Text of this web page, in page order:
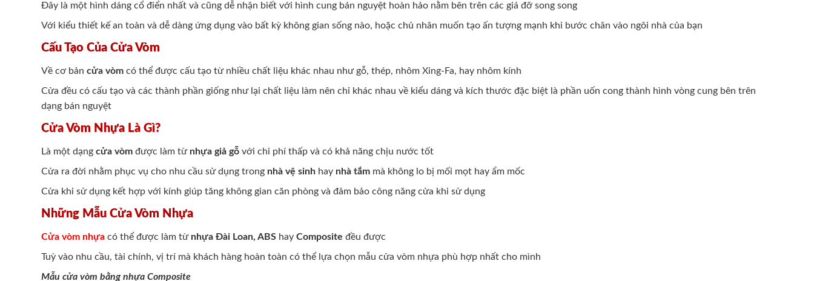
Đây là một hình dáng cổ điển nhất và cũng dễ nhận biết với hình cung bán nguyệt hoàn hảo nằm bên trên các giá đỡ song song
Với kiểu thiết kế an toàn và dễ dàng ứng dụng vào bất kỳ không gian sống nào, hoặc chủ nhân muốn tạo ấn tượng mạnh khi bước chân vào ngôi nhà của bạn
Cấu Tạo Của Cửa Vòm
Về cơ bản cửa vòm có thể được cấu tạo từ nhiều chất liệu khác nhau như gỗ, thép, nhôm Xing-Fa, hay nhôm kính
Cửa đều có cấu tạo và các thành phần giống như lại chất liệu làm nên chỉ khác nhau về kiểu dáng và kích thước đặc biệt là phần uốn cong thành hình vòng cung bên trên
dạng bán nguyệt
Cửa Vòm Nhựa Là Gì?
Là một dạng cửa vòm được làm từ nhựa giả gỗ với chi phí thấp và có khả năng chịu nước tốt
Cửa ra đời nhằm phục vụ cho nhu cầu sử dụng trong nhà vệ sinh hay nhà tắm mà không lo bị mối mọt hay ẩm mốc
Cửa khi sử dụng kết hợp với kính giúp tăng không gian căn phòng và đảm bảo công năng cửa khi sử dụng
Những Mẫu Cửa Vòm Nhựa
Cửa vòm nhựa có thể được làm từ nhựa Đài Loan, ABS hay Composite đều được
Tuỳ vào nhu cầu, tài chính, vị trí mà khách hàng hoàn toàn có thể lựa chọn mẫu cửa vòm nhựa phù hợp nhất cho mình
Mẫu cửa vòm bằng nhựa Composite